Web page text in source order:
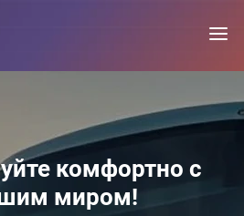
комфортно с
миром!